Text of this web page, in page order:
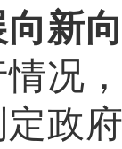
新
况
政